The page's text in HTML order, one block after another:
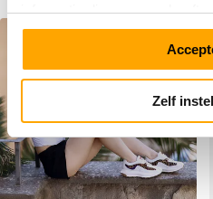
informatie die u aan ze heeft
verzameld op basis van uw
Zelf